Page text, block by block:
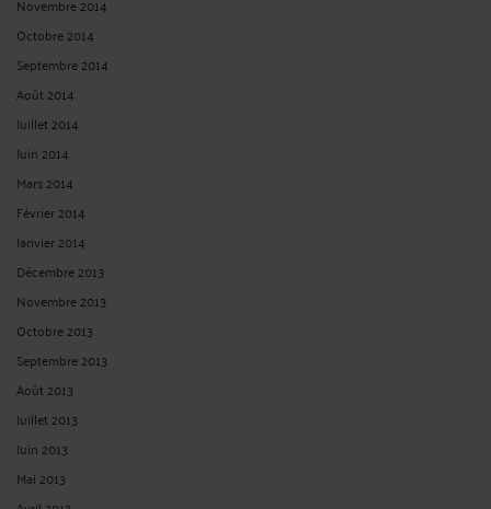
Novembre 2014
Octobre 2014
Septembre 2014
Août 2014
Juillet 2014
Juin 2014
Mars 2014
Février 2014
Janvier 2014
Décembre 2013
Novembre 2013
Octobre 2013
Septembre 2013
Août 2013
Juillet 2013
Juin 2013
Mai 2013